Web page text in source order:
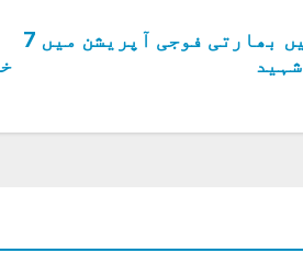
مقبوضہ کشمیر میں بھارتی فوجی آپریشن میں 7